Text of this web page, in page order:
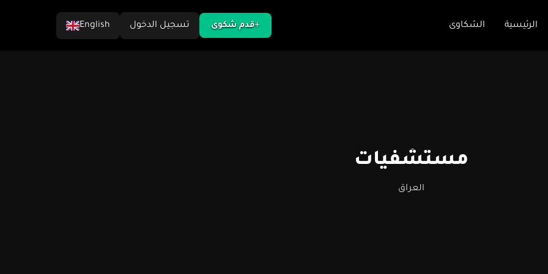
الرئيسية الشكاوى قدم شكوى تسجيل الدخول English
مستشفيات
العراق